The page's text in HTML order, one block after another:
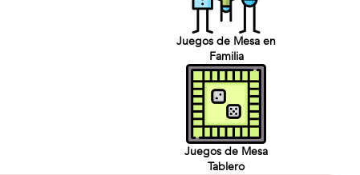
Juegos de Mesa en
Familia
Juegos de Mesa
Tablero